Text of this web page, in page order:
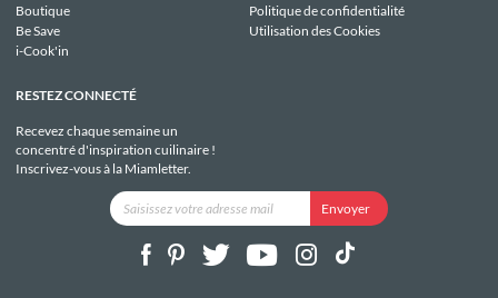
Boutique
Be Save
i-Cook'in
Politique de confidentialité
Utilisation des Cookies
RESTEZ CONNECTÉ
Recevez chaque semaine un
concentré d'inspiration cuilinaire !
Inscrivez-vous à la Miamletter.